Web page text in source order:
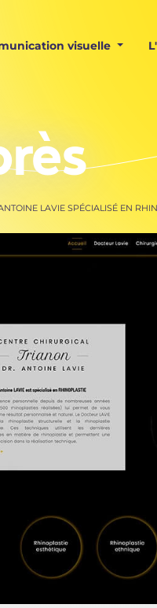
visuelle
LAVIE SPÉCIALISÉ EN